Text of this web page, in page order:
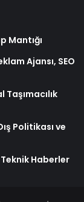
Mantığı
Ajansı, SEO
Taşımacılık
Politikası ve
Haberler